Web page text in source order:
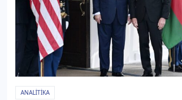
ANALITIKA